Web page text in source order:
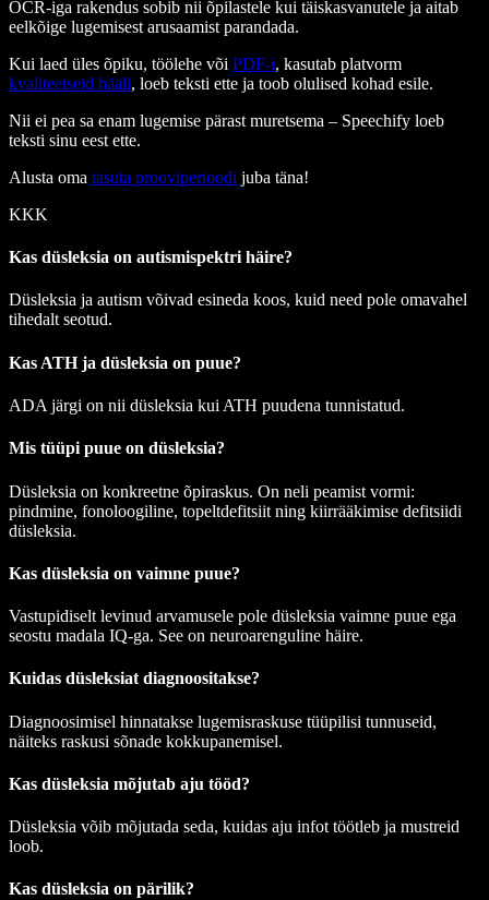
OCR-iga rakendus sobib nii õpilastele kui täiskasvanutele ja aitab
eelkõige lugemisest arusaamist parandada.
Kui laed üles õpiku, töölehe või PDF-i, kasutab platvorm
kvaliteetseid hääli, loeb teksti ette ja toob olulised kohad esile.
Nii ei pea sa enam lugemise pärast muretsema – Speechify loeb
teksti sinu eest ette.
Alusta oma tasuta prooviperioodi juba täna!
KKK
Kas düsleksia on autismispektri häire?
Düsleksia ja autism võivad esineda koos, kuid need pole omavahel
tihedalt seotud.
Kas ATH ja düsleksia on puue?
ADA järgi on nii düsleksia kui ATH puudena tunnistatud.
Mis tüüpi puue on düsleksia?
Düsleksia on konkreetne õpiraskus. On neli peamist vormi:
pindmine, fonoloogiline, topeltdefitsiit ning kiirrääkimise defitsiidi
düsleksia.
Kas düsleksia on vaimne puue?
Vastupidiselt levinud arvamusele pole düsleksia vaimne puue ega
seostu madala IQ-ga. See on neuroarenguline häire.
Kuidas düsleksiat diagnoositakse?
Diagnoosimisel hinnatakse lugemisraskuse tüüpilisi tunnuseid,
näiteks raskusi sõnade kokkupanemisel.
Kas düsleksia mõjutab aju tööd?
Düsleksia võib mõjutada seda, kuidas aju infot töötleb ja mustreid
loob.
Kas düsleksia on pärilik?